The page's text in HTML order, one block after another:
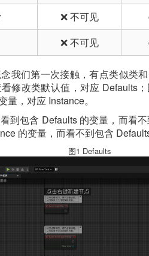
❌ 不可见
❌ 不可见
我们第一次接触，有点类似类
修改类默认值，对应 Defaults
，对应 Instance。
到包含 Defaults 的变量，而看
的变量，而看不到包含 Defaults
图1 Defaults